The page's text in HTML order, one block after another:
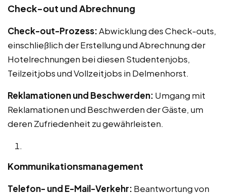
Check-out und Abrechnung
Check-out-Prozess:Abwicklung des Check-outs,
einschließlich der Erstellung und Abrechnung der
Hotelrechnungen bei diesen Studentenjobs,
Teilzeitjobs und Vollzeitjobs in Delmenhorst.
Reklamationen und Beschwerden: Umgang mit
Reklamationen und Beschwerden der Gäste, um
deren Zufriedenheit zu gewährleisten.
Kommunikationsmanagement
Telefon- und E-Mail-Verkehr: Beantwortung von